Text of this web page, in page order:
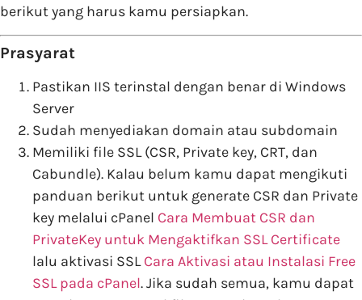
berikut yang harus kamu persiapkan.
Prasyarat
Pastikan IIS terinstal dengan benar di Windows
Server
Sudah menyediakan domain atau subdomain
Memiliki file SSL (CSR, Private key, CRT, dan
Cabundle). Kalau belum kamu dapat mengikuti
panduan berikut untuk generate CSR dan Private
key melalui cPanel Cara Membuat CSR dan
PrivateKey untuk Mengaktifkan SSL Certificate
lalu aktivasi SSLCara Aktivasi atau Instalasi Free
SSL pada cPanel. Jika sudah semua, kamu dapat